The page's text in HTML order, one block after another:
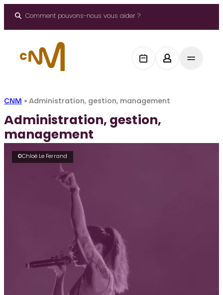
Comment pouvons-nous vous aider ?
CNM » Administration, gestion, management
Administration, gestion,
management
©Chloé Le Ferrand